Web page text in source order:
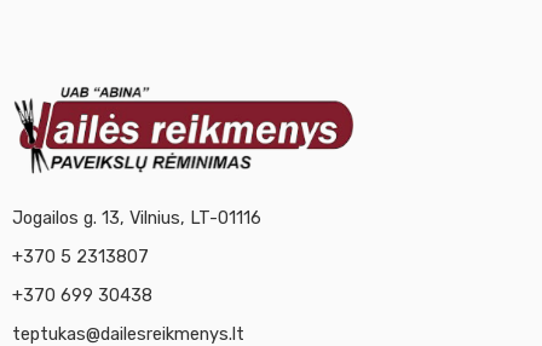
Jogailos g. 13, Vilnius, LT-01116
+370 5 2313807
+370 699 30438
teptukas@dailesreikmenys.lt